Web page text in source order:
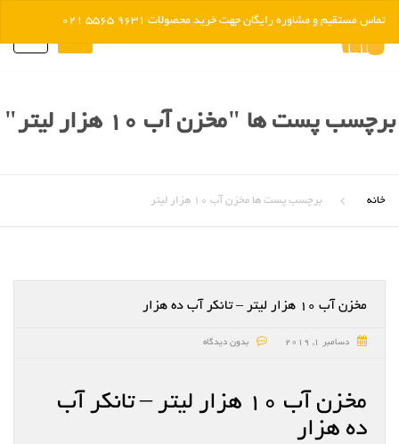
0
برچسب پست ها "مخزن آب 10 هزار لیتر"
خانه برچسب پست ها مخزن آب 10 هزار لیتر
مخزن آب ۱۰ هزار لیتر – تانکر آب ده هزار
دسامبر 1, 2019 بدون دیدگاه
مخزن آب ۱۰ هزار لیتر – تانکر آب
ده هزار
تماس مستقیم و مشاوره رایگان جهت خرید محصولات 9631 5565 021